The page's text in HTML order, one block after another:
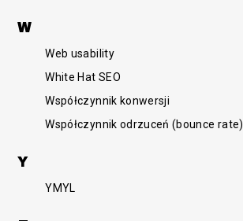
W
Web usability
White Hat SEO
Współczynnik konwersji
Współczynnik odrzuceń (bounce rate)
Y
YMYL